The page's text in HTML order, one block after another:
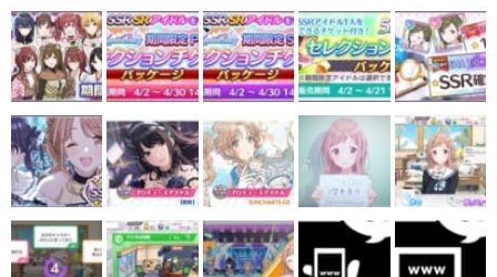
その他
電ファミニコゲーマーとは？
運営：株式会社マレ